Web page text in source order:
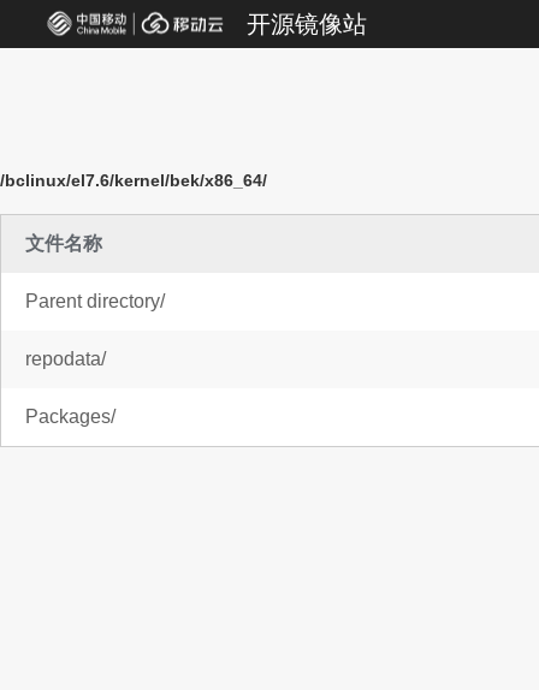
开源镜像站
/bclinux/el7.6/kernel/bek/x86_64/
文件名称
Parent directory/
repodata/
Packages/